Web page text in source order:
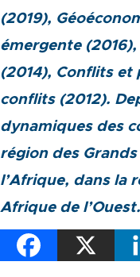
(2019),
émergente
(2014), Conflits et
conflits (2012).
dynamiques des
région des
l’Afrique, dans la
Afrique de l’Ouest.